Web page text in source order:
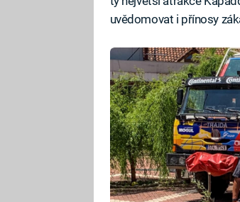
uvědomovat i přínosy